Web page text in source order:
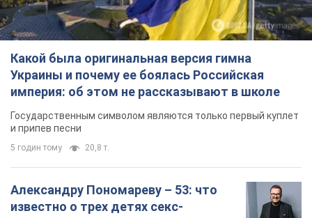
Александру Пономареву – 53: что
известно о трех детях секс-
символа 90-х и как они выглядят
Несмотря на развитие карьеры, артист не
забывал о личном счастье
10 годин тому 8,8 т.
В ПриватБанке рассказали,
действительны ли доллары 1996
года: принимают ли обменники и
банки такие купюры
Что делать, если банки и обменники не
принимают старые доллары